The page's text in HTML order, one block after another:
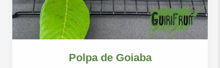
Polpa de Goiaba